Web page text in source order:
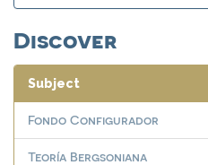
Discover
Subject
Fondo Configurador
Teoría Bergsoniana